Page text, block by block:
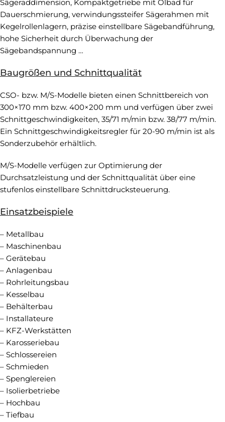
Sägeraddimension, Kompaktgetriebe mit Ölbad für
Dauerschmierung, verwindungssteifer Sägerahmen mit
Kegelrollenlagern, präzise einstellbare Sägebandführung,
hohe Sicherheit durch Überwachung der
Sägebandspannung …
Baugrößen und Schnittqualität
CSO- bzw. M/S-Modelle bieten einen Schnittbereich von
300×170 mm bzw. 400×200 mm und verfügen über zwei
Schnittgeschwindigkeiten, 35/71 m/min bzw. 38/77 m/min.
Ein Schnittgeschwindigkeitsregler für 20-90 m/min ist als
Sonderzubehör erhältlich.
M/S-Modelle verfügen zur Optimierung der
Durchsatzleistung und der Schnittqualität über eine
stufenlos einstellbare Schnittdrucksteuerung.
Einsatzbeispiele
– Metallbau
– Maschinenbau
– Gerätebau
– Anlagenbau
– Rohrleitungsbau
– Kesselbau
– Behälterbau
– Installateure
– KFZ-Werkstätten
– Karosseriebau
– Schlossereien
– Schmieden
– Spenglereien
– Isolierbetriebe
– Hochbau
– Tiefbau